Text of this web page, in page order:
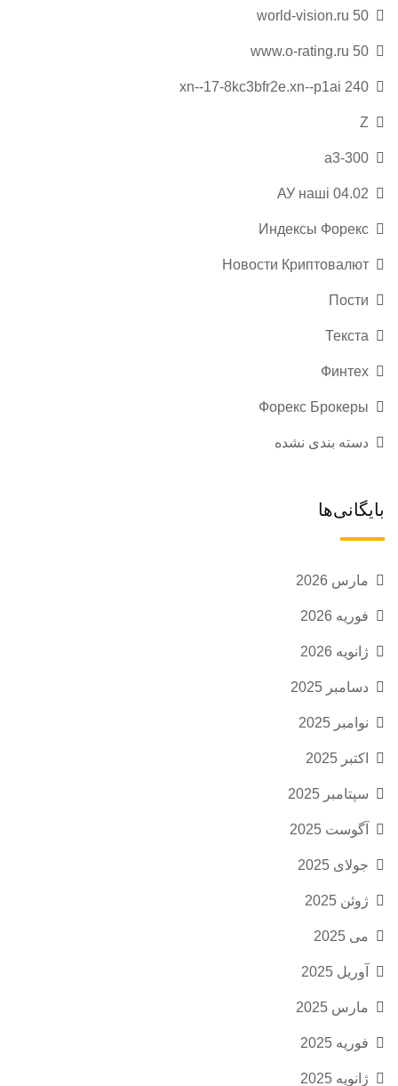
world-vision.ru 50
www.o-rating.ru 50
xn--17-8kc3bfr2e.xn--p1ai 240
Z
а3-300
АУ наші 04.02
Индексы Форекс
Новости Криптовалют
Пости
Текста
Финтех
Форекс Брокеры
دسته بندی نشده
بایگانی‌ها
مارس 2026
فوریه 2026
ژانویه 2026
دسامبر 2025
نوامبر 2025
اکتبر 2025
سپتامبر 2025
آگوست 2025
جولای 2025
ژوئن 2025
می 2025
آوریل 2025
مارس 2025
فوریه 2025
ژانویه 2025